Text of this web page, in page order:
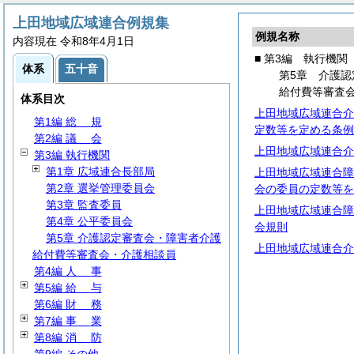
例規名称
■ 第3編 執行機関
第5章 介護認
給付費等審査
上田地域広域連合
定数等を定める条例
上田地域広域連合
上田地域広域連合
会の委員の定数等
上田地域広域連合
会規則
上田地域広域連合
上田地域広域連合例規集
内容現在 令和8年4月1日
体系 五十音
体系目次
第1編 総 規
第2編 議 会
第3編 執行機関
第1章 広域連合長部局
第2章 選挙管理委員会
第3章 監査委員
第4章 公平委員会
第5章 介護認定審査会・障害者介護
給付費等審査会・介護相談員
第4編 人 事
第5編 給 与
第6編 財 務
第7編 事 業
第8編 消 防